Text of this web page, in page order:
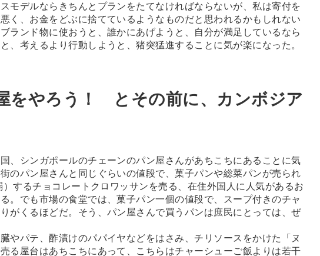
モデルならきちんとプランをたてなければならないが、私は寄付を
く、お金をどぶに捨てているようなものだと思われるかもしれない
ランド物に使おうと、誰かにあげようと、自分が満足しているなら
、考えるより行動しようと、猪突猛進することに気が楽になった。
をやろう！ とその前に、カンボジア
、シンガポールのチェーンのパン屋さんがあちこちにあることに気
のパン屋さんと同じぐらいの値段で、菓子パンや総菜パンが売られ
するチョコレートクロワッサンを売る、在住外国人に人気があるお
。でも市場の食堂では、菓子パン一個の値段で、スープ付きのチャ
がくるほどだ。そう、パン屋さんで買うパンは庶民にとっては、ぜ
やパテ、酢漬けのパパイヤなどをはさみ、チリソースをかけた「ヌ
る屋台はあちこちにあって、こちらはチャーシューご飯よりは若干